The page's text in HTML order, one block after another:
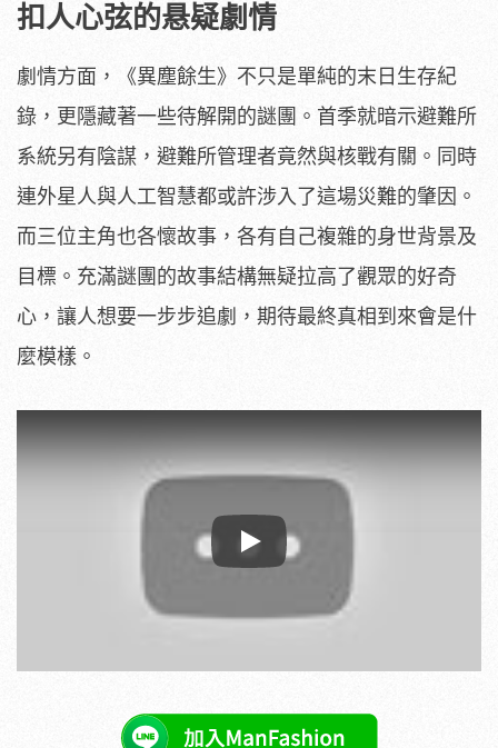
扣人心弦的悬疑劇情
劇情方面，《異塵餘生》不只是單純的末日生存紀
錄，更隱藏著一些待解開的謎團。首季就暗示避難所
系統另有陰謀，避難所管理者竟然與核戰有關。同時
連外星人與人工智慧都或許涉入了這場災難的肇因。
而三位主角也各懷故事，各有自己複雜的身世背景及
目標。充滿謎團的故事結構無疑拉高了觀眾的好奇
心，讓人想要一步步追劇，期待最終真相到來會是什
麼模樣。
Play